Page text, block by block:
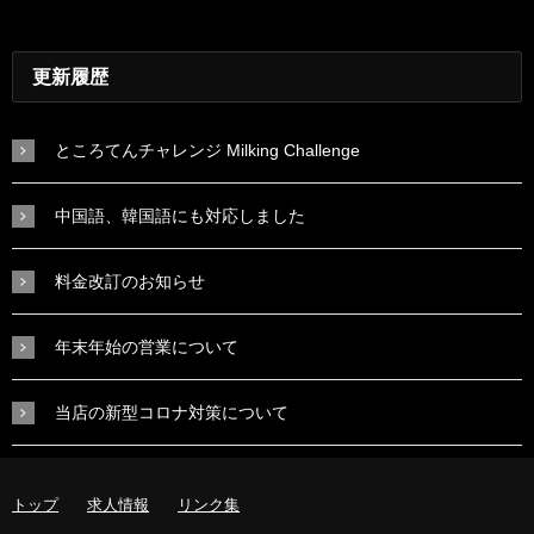
更新履歴
ところてんチャレンジ Milking Challenge
中国語、韓国語にも対応しました
料金改訂のお知らせ
年末年始の営業について
当店の新型コロナ対策について
トップ 求人情報 リンク集